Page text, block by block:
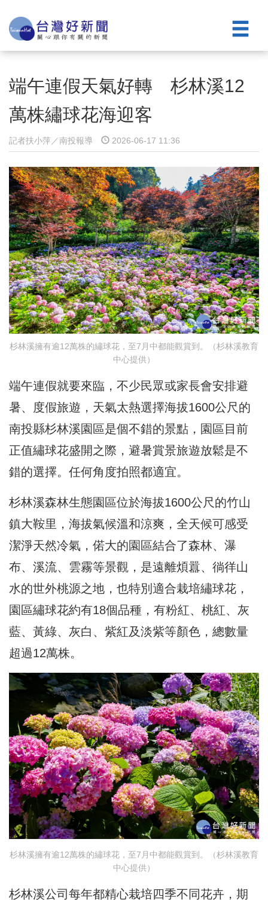
端午連假天氣好轉 杉林溪12
萬株繡球花海迎客
記者扶小萍／南投報導 2026-06-17 11:36
杉林溪擁有逾12萬株的繡球花，至7月中都能觀賞到。（杉林溪教育
中心提供）
端午連假就要來臨，不少民眾或家長會安排避
暑、度假旅遊，天氣太熱選擇海拔1600公尺的
南投縣杉林溪園區是個不錯的景點，園區目前
正值繡球花盛開之際，避暑賞景旅遊放鬆是不
錯的選擇。任何角度拍照都適宜。
杉林溪森林生態園區位於海拔1600公尺的竹山
鎮大鞍里，海拔氣候溫和涼爽，全天候可感受
潔淨天然冷氣，偌大的園區結合了森林、瀑
布、溪流、雲霧等景觀，是遠離煩囂、徜徉山
水的世外桃源之地，也特別適合栽培繡球花，
園區繡球花約有18個品種，有粉紅、桃紅、灰
藍、黃綠、灰白、紫紅及淡紫等顏色，總數量
超過12萬株。
杉林溪擁有逾12萬株的繡球花，至7月中都能觀賞到。（杉林溪教育
中心提供）
杉林溪公司每年都精心栽培四季不同花卉，期